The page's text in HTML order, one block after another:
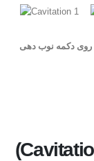
روی دکمه نوب دهی